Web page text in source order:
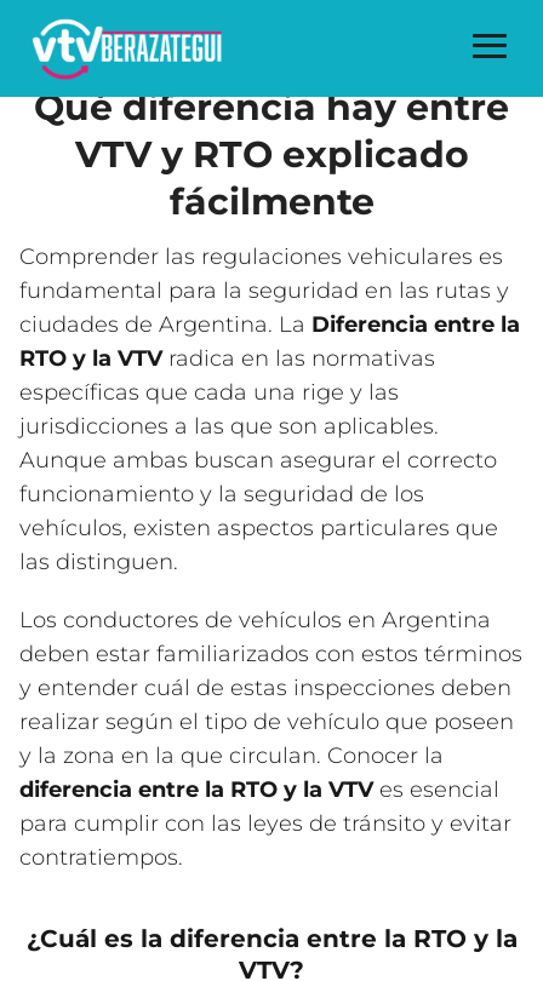
Qué diferencia hay entre
VTV y RTO explicado
fácilmente
Comprender las regulaciones vehiculares es
fundamental para la seguridad en las rutas y
ciudades de Argentina. La Diferencia entre la
RTO y la VTVradica en las normativas
específicas que cada una rige y las
jurisdicciones a las que son aplicables.
Aunque ambas buscan asegurar el correcto
funcionamiento y la seguridad de los
vehículos, existen aspectos particulares que
las distinguen.
Los conductores de vehículos en Argentina
deben estar familiarizados con estos términos
y entender cuál de estas inspecciones deben
realizar según el tipo de vehículo que poseen
y la zona en la que circulan. Conocer la
diferencia entre la RTO y la VTVes esencial
para cumplir con las leyes de tránsito y evitar
contratiempos.
¿Cuál es la diferencia entre la RTO y la
VTV?